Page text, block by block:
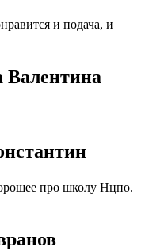
и подача, и
Валентина
про школу Нцпо.